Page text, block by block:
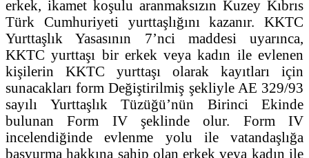
erkek, ikamet koşulu aranmaksızın Kuzey Kıbrıs
Türk Cumhuriyeti yurttaşlığını kazanır. KKTC
Yurttaşlık Yasasının 7’nci maddesi uyarınca,
KKTC yurttaşı bir erkek veya kadın ile evlenen
kişilerin KKTC yurttaşı olarak kayıtları için
sunacakları form Değiştirilmiş şekliyle AE 329/93
sayılı Yurttaşlık Tüzüğü’nün Birinci Ekinde
bulunan Form IV şeklinde olur. Form IV
incelendiğinde evlenme yolu ile vatandaşlığa
başvurma hakkına sahip olan erkek veya kadın ile